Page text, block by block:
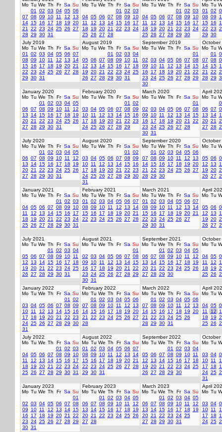
Mo Tu We Th Fr Sa Su
01
02 03 04 05 06
07 08 09 10 11 12
13
14 15 16 17 18 19 20
21
22 23 24 25 26 27
28 29 30 31
Mo Tu We Th Fr Sa Su
01
02 03
04 05 06 07 08 09
10
11
12 13 14 15 16
17
18
19 20 21 22 23 24
25 26 27 28
Mo Tu We Th Fr Sa Su
01
02 03
04 05 06 07 08 09
10
11
12 13 14 15 16
17
18
19 20 21 22 23 24
25 26 27 28 29 30
Mo Tu
01
02
08 09
15 16
22 23
29 30
July 2019
Mo Tu We Th Fr Sa Su
01
02 03 04 05 06 07
08 09 10 11 12 13
14
15 16 17 18 19 20 21
22 23 24 25 26 27 28
29 30 31
August 2019
Mo Tu We Th Fr Sa Su
01
02 03 04
05 06 07 08 09 10 11
12
13 14 15 16 17
18
19 20 21 22 23 24 25
26 27 28 29 30 31
September 2019
Mo Tu We Th Fr Sa Su
01
02 03 04 05 06 07 08
09
10 11 12 13 14 15
16
17 18 19 20 21
22
23 24 25 26 27 28 29
30
October
Mo Tu
01
07 08
14 15
21
22
28 29
January 2020
Mo Tu We Th Fr Sa Su
01
02 03 04 05
06 07 08 09 10 11
12
13
14 15 16 17 18
19
20 21 22 23 24 25 26
27 28 29 30 31
February 2020
Mo Tu We Th Fr Sa Su
01
02
03 04 05 06 07 08 09
10 11 12 13 14 15 16
17
18 19 20 21 22 23
24 25 26 27 28 29
March 2020
Mo Tu We Th Fr Sa Su
01
02 03 04 05 06 07 08
09
10 11 12 13 14 15
16
17 18 19 20 21
22
23 24 25 26 27 28
30 31
April
Mo Tu
06 07
13
14
20 21
27 28
July 2020
Mo Tu We Th Fr Sa Su
01
02 03 04 05
06 07 08 09 10 11
12
13
14 15 16 17 18
19
20 21 22 23 24 25 26
27 28 29 30 31
August 2020
Mo Tu We Th Fr Sa Su
01
02
03 04 05 06 07 08 09
10 11 12 13 14 15 16
17
18 19 20 21 22 23
24 25 26 27 28 29 30
31
September 2020
Mo Tu We Th Fr Sa Su
01
02 03 04 05 06
07 08 09 10 11 12
13
14 15 16 17 18 19 20
21
22 23 24 25 26 27
28 29 30
October
Mo Tu
05 06
12
13
19 20
26 27
January 2021
Mo Tu We Th Fr Sa Su
01
02 03
04 05 06 07 08 09
10
11
12 13 14 15 16
17
18
19 20 21 22 23 24
25 26 27 28 29 30 31
February 2021
Mo Tu We Th Fr Sa Su
01
02 03 04 05 06 07
08 09 10 11 12 13
14
15 16 17 18 19 20 21
22 23 24 25 26 27 28
March 2021
Mo Tu We Th Fr Sa Su
01
02 03 04 05 06 07
08 09 10 11 12 13
14
15 16 17 18 19 20 21
22 23 24 25 26 27
29 30 31
April
Mo Tu
05 06
12
13
19 20
26 27
July 2021
Mo Tu We Th Fr Sa Su
01
02 03 04
05 06 07 08 09 10 11
12
13 14 15 16 17
18
19 20 21 22 23 24 25
26 27 28 29 30 31
August 2021
Mo Tu We Th Fr Sa Su
01
02 03 04 05 06 07 08
09
10 11 12 13 14 15
16
17 18 19 20 21
22
23 24 25 26 27 28 29
30 31
September 2021
Mo Tu We Th Fr Sa Su
01
02 03 04 05
06 07 08 09 10 11
12
13
14 15 16 17 18
19
20 21 22 23 24 25 26
27 28 29 30
October
Mo Tu
04 05
11
12
18
19
25 26
January 2022
Mo Tu We Th Fr Sa Su
01
02
03 04 05 06 07 08 09
10 11 12 13 14 15 16
17
18 19 20 21 22 23
24 25 26 27 28 29 30
31
February 2022
Mo Tu We Th Fr Sa Su
01
02 03 04 05 06
07 08 09 10 11 12
13
14 15 16 17 18 19 20
21
22 23 24 25 26 27
28
March 2022
Mo Tu We Th Fr Sa Su
01
02 03 04 05 06
07 08 09 10 11 12
13
14 15 16 17 18 19 20
21
22 23 24 25 26
28 29 30 31
April
Mo Tu
04 05
11
12
18
19
25 26
July 2022
Mo Tu We Th Fr Sa Su
01
02 03
04 05 06 07 08 09
10
11
12 13 14 15 16
17
18
19 20 21 22 23 24
25 26 27 28 29 30 31
August 2022
Mo Tu We Th Fr Sa Su
01
02 03 04 05 06 07
08 09 10 11 12 13
14
15 16 17 18 19 20 21
22 23 24 25 26 27 28
29 30 31
September 2022
Mo Tu We Th Fr Sa Su
01
02 03 04
05 06 07 08 09 10 11
12
13 14 15 16 17
18
19 20 21 22 23 24 25
26 27 28 29 30
October
Mo Tu
03 04
10 11
17
18
24 25
31
January 2023
Mo Tu We Th Fr Sa Su
01
02 03 04 05 06 07 08
09
10 11 12 13 14 15
16
17 18 19 20 21
22
23 24 25 26 27 28 29
30 31
February 2023
Mo Tu We Th Fr Sa Su
01
02 03 04 05
06 07 08 09 10 11
12
13
14 15 16 17 18
19
20 21 22 23 24 25 26
27 28
March 2023
Mo Tu We Th Fr Sa Su
01
02 03 04 05
06 07 08 09 10 11
12
13
14 15 16 17 18
19
20 21 22 23 24 25
27 28 29 30 31
April
Mo Tu
03 04
10 11
17
18
24 25